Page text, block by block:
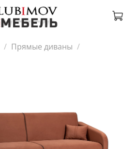
Прямые диваны